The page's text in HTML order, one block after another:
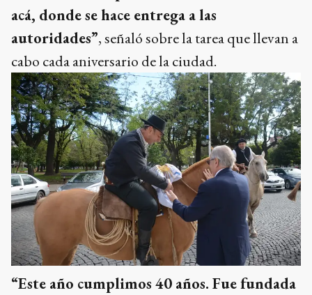
acá, donde se hace entrega a las
autoridades”, señaló sobre la tarea que llevan a
cabo cada aniversario de la ciudad.
“Este año cumplimos 40 años. Fue fundada